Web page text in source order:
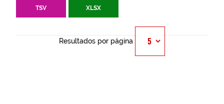
TSV XLSX
Resultados por página